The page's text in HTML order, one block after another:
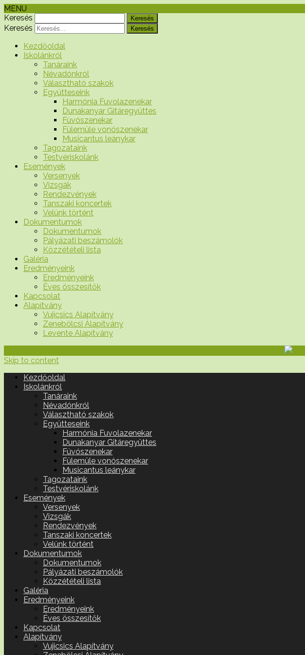
MENU
Keresés
Keresés
Kezdőoldal
Iskolánkról
Tanáraink
Névadónkról
Választható szakok
Együtteseink
Harmónia Fuvolazenekar
Dunakanyar Gitáregyüttes
Fúvószenekar
Fülemüle vonószenekar
Musicantus leánykar
Tagozataink
Testvériskolánk
Események
Versenyek
Vizsgák
Rendezvények
Tanszaki koncertek
Velünk történt
Dokumentumok
Dokumentumok
Pályázati beszámolók
Közzétételi lista
Galéria
Eredményeink
Eredményeink
Éves összesítők
Kapcsolat
Alapítvány
Vujicsics Alapítvány
Zenebölcsi Alapítvány
Levente Alapítvány
Skip to content
Kezdőoldal
Iskolánkról
Tanáraink
Névadónkról
Választható szakok
Együtteseink
Harmónia Fuvolazenekar
Dunakanyar Gitáregyüttes
Fúvószenekar
Fülemüle vonószenekar
Musicantus leánykar
Tagozataink
Testvériskolánk
Események
Versenyek
Vizsgák
Rendezvények
Tanszaki koncertek
Velünk történt
Dokumentumok
Dokumentumok
Pályázati beszámolók
Közzétételi lista
Galéria
Eredményeink
Eredményeink
Éves összesítők
Kapcsolat
Alapítvány
Vujicsics Alapítvány